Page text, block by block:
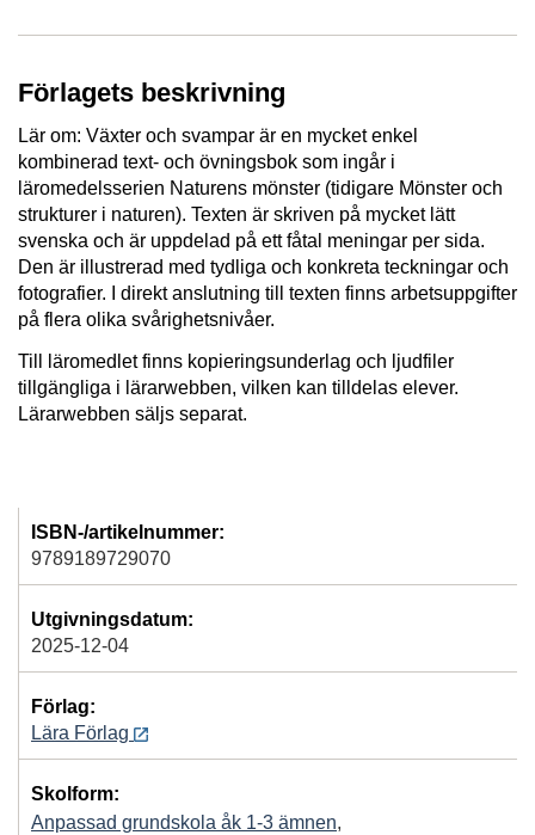
Förlagets beskrivning
Lär om: Växter och svampar är en mycket enkel
kombinerad text- och övningsbok som ingår i
läromedelsserien Naturens mönster (tidigare Mönster och
strukturer i naturen). Texten är skriven på mycket lätt
svenska och är uppdelad på ett fåtal meningar per sida.
Den är illustrerad med tydliga och konkreta teckningar och
fotografier. I direkt anslutning till texten finns arbetsuppgifter
på flera olika svårighetsnivåer.
Till läromedlet finns kopieringsunderlag och ljudfiler
tillgängliga i lärarwebben, vilken kan tilldelas elever.
Lärarwebben säljs separat.
ISBN-/artikelnummer:
9789189729070
Utgivningsdatum:
2025-12-04
Förlag:
Lära Förlag
Skolform:
Anpassad grundskola åk 1-3 ämnen,